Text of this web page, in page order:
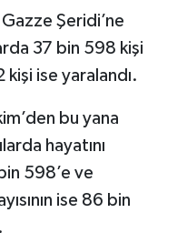
Gazze Şeridi’ne
37 bin 598 kişi
kişi ise yaralandı.
bu yana
hayatını
598’e ve
ise 86 bin